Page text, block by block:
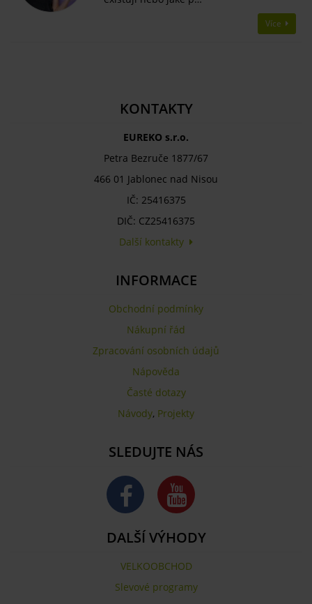
Více
KONTAKTY
EUREKO s.r.o.
Petra Bezruče 1877/67
466 01 Jablonec nad Nisou
IČ: 25416375
DIČ: CZ25416375
Další kontakty
INFORMACE
Obchodní podmínky
Nákupní řád
Zpracování osobních údajů
Nápověda
Časté dotazy
Návody, Projekty
SLEDUJTE NÁS
DALŠÍ VÝHODY
VELKOOBCHOD
Slevové programy